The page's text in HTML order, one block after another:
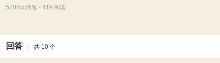
5208cc博客 · 419 阅读
回答 共 10 个